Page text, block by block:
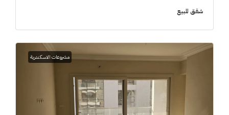
شقق للبيع
مشروعات الاسكندرية